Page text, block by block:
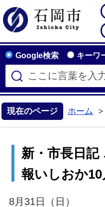
Google検索 キーワ
現在のページ ホーム
新・市長日記
報いしおか10
8月31日（日）